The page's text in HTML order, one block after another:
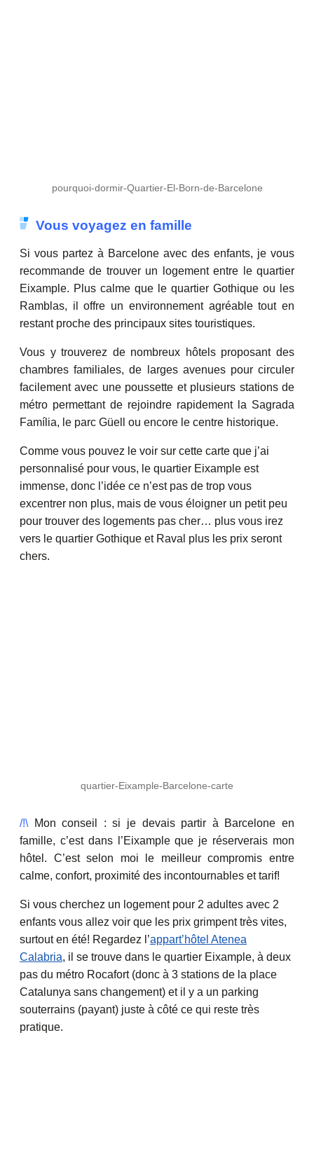
pourquoi-dormir-Quartier-El-Born-de-Barcelone
Vous voyagez en famille
Si vous partez à Barcelone avec des enfants, je vous
recommande de trouver un logement entre le quartier
Eixample. Plus calme que le quartier Gothique ou les
Ramblas, il offre un environnement agréable tout en
restant proche des principaux sites touristiques.
Vous y trouverez de nombreux hôtels proposant des
chambres familiales, de larges avenues pour circuler
facilement avec une poussette et plusieurs stations de
métro permettant de rejoindre rapidement la Sagrada
Família, le parc Güell ou encore le centre historique.
Comme vous pouvez le voir sur cette carte que j’ai
personnalisé pour vous, le quartier Eixample est
immense, donc l’idée ce n’est pas de trop vous
excentrer non plus, mais de vous éloigner un petit peu
pour trouver des logements pas cher… plus vous irez
vers le quartier Gothique et Raval plus les prix seront
chers.
quartier-Eixample-Barcelone-carte
/!\ Mon conseil : si je devais partir à Barcelone en
famille, c’est dans l’Eixample que je réserverais mon
hôtel. C’est selon moi le meilleur compromis entre
calme, confort, proximité des incontournables et tarif!
Si vous cherchez un logement pour 2 adultes avec 2
enfants vous allez voir que les prix grimpent très vites,
surtout en été! Regardez l’appart’hôtel Atenea
Calabria, il se trouve dans le quartier Eixample, à deux
pas du métro Rocafort (donc à 3 stations de la place
Catalunya sans changement) et il y a un parking
souterrains (payant) juste à côté ce qui reste très
pratique.